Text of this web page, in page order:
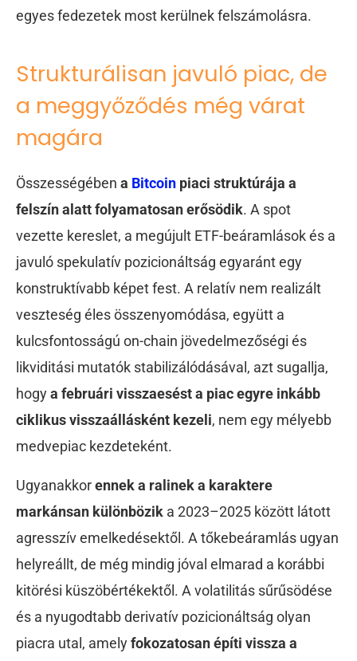
egyes fedezetek most kerülnek felszámolásra.
Strukturálisan javuló piac, de
a meggyőződés még várat
magára
Összességében a Bitcoin piaci struktúrája a
felszín alatt folyamatosan erősödik. A spot
vezette kereslet, a megújult ETF-beáramlások és a
javuló spekulatív pozicionáltság egyaránt egy
konstruktívabb képet fest. A relatív nem realizált
veszteség éles összenyomódása, együtt a
kulcsfontosságú on-chain jövedelmezőségi és
likviditási mutatók stabilizálódásával, azt sugallja,
hogya februári visszaesést a piac egyre inkább
ciklikus visszaállásként kezeli, nem egy mélyebb
medvepiac kezdeteként.
Ugyanakkorennek a ralinek a karaktere
markánsan különbözik a 2023–2025 között látott
agresszív emelkedésektől. A tőkebeáramlás ugyan
helyreállt, de még mindig jóval elmarad a korábbi
kitörési küszöbértékektől. A volatilitás sűrűsödése
és a nyugodtabb derivatív pozicionáltság olyan
piacra utal, amelyfokozatosan építi vissza a